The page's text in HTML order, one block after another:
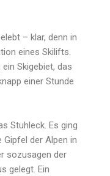
– klar, denn in
eines Skilifts.
Skigebiet, das
einer Stunde
Stuhleck. Es ging
der Alpen in
sozusagen der
gelegt. Ein